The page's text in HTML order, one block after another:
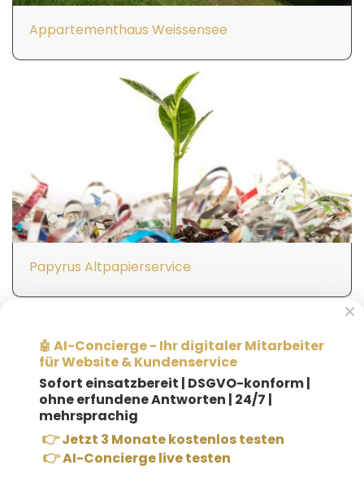
Appartementhaus Weissensee
Papyrus Altpapierservice
Warum nicht gemeinsam mehr
erreichen?
Unser Netzwerk:
×
🤖 AI-Concierge - Ihr digitaler Mitarbeiter
für Website & Kundenservice
Sofort einsatzbereit | DSGVO-konform |
ohne erfundene Antworten | 24/7 |
mehrsprachig
👉Jetzt 3 Monate kostenlos testen
👉AI-Concierge live testen